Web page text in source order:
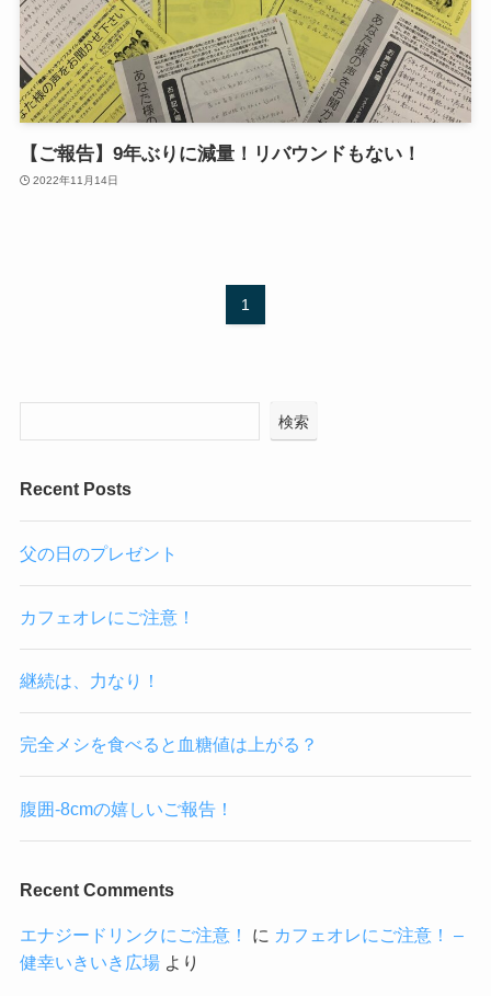
【ご報告】9年ぶりに減量！リバウンドもない！
2022年11月14日
1
検索
Recent Posts
父の日のプレゼント
カフェオレにご注意！
継続は、力なり！
完全メシを食べると血糖値は上がる？
腹囲-8cmの嬉しいご報告！
Recent Comments
エナジードリンクにご注意！ に カフェオレにご注意！ –
健幸いきいき広場より